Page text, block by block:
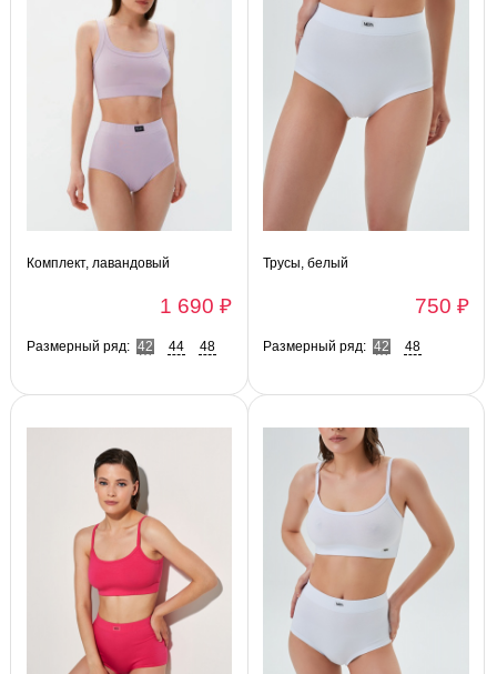
Комплект, лавандовый
1 690 ₽
Размерный ряд: 42 44 48
Трусы, белый
750 ₽
Размерный ряд: 42 48